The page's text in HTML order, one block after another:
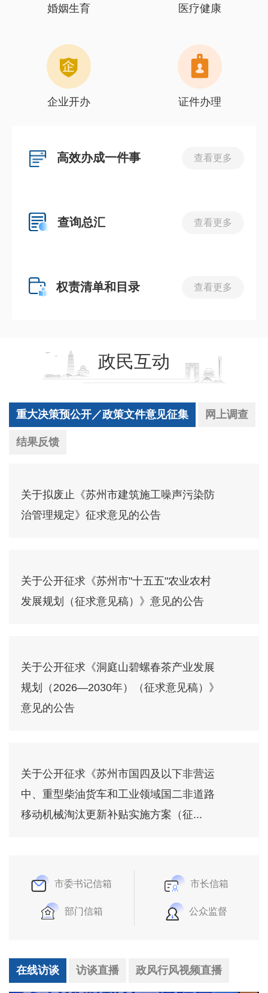
婚姻生育 医疗健康
企业开办 证件办理
高效办成一件事 查看更多
查询总汇 查看更多
权责清单和目录 查看更多
政民互动
重大决策预公开／政策文件意见征集 网上调查
结果反馈
关于拟废止《苏州市建筑施工噪声污染防
治管理规定》征求意见的公告
关于公开征求《苏州市"十五五"农业农村
发展规划（征求意见稿）》意见的公告
关于公开征求《洞庭山碧螺春茶产业发展
规划（2026—2030年）（征求意见稿）》
意见的公告
关于公开征求《苏州市国四及以下非营运
中、重型柴油货车和工业领域国二非道路
移动机械淘汰更新补贴实施方案（征...
市委书记信箱 市长信箱
部门信箱 公众监督
在线访谈 访谈直播 政风行风视频直播